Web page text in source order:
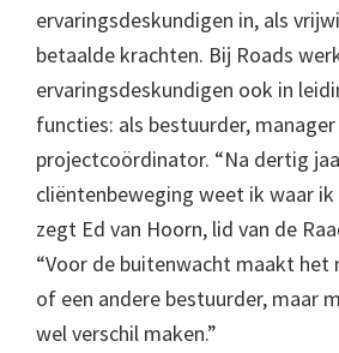
ervaringsdeskundigen in, als
betaalde krachten. Bij Roads
ervaringsdeskundigen ook in
functies: als bestuurder, manager
projectcoördinator. “Na dertig
cliëntenbeweging weet ik waar ik
zegt Ed van Hoorn, lid van de
“Voor de buitenwacht maakt
of een andere bestuurder, maar
wel verschil maken.”